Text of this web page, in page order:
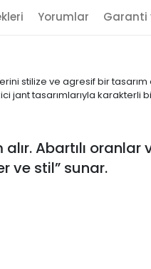
Yorumlar Garanti
stilize ve agresif bir tasarım
jant tasarımlarıyla karakterli
Abartılı
ve stil” sunar.